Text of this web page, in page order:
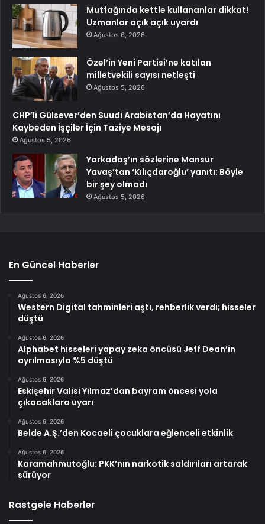
Mutfağında kettle kullananlar dikkat!
Uzmanlar açık açık uyardı
Ağustos 6, 2026
Özel’in Yeni Partisi’ne katılan
milletvekili sayısı netleşti
Ağustos 5, 2026
CHP’li Gülsever’den Suudi Arabistan’da Hayatını
Kaybeden İşçiler İçin Taziye Mesajı
Ağustos 5, 2026
Yarkadaş’ın sözlerine Mansur
Yavaş’tan ‘Kılıçdaroğlu’ yanıtı: Böyle
bir şey olmadı
Ağustos 5, 2026
En Güncel Haberler
Ağustos 6, 2026
Western Digital tahminleri aştı, rehberlik verdi; hisseler
düştü
Ağustos 6, 2026
Alphabet hisseleri yapay zeka öncüsü Jeff Dean’in
ayrılmasıyla %5 düştü
Ağustos 6, 2026
Eskişehir Valisi Yılmaz’dan bayram öncesi yola
çıkacaklara uyarı
Ağustos 6, 2026
Belde A.Ş.’den Kocaeli çocuklara eğlenceli etkinlik
Ağustos 6, 2026
Karamahmutoğlu: PKK’nın narkotik saldırıları artarak
sürüyor
Rastgele Haberler